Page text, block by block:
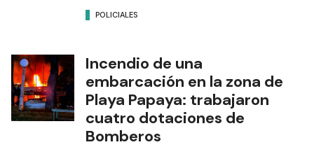
POLICIALES
Incendio de una
embarcación en la zona de
Playa Papaya: trabajaron
cuatro dotaciones de
Bomberos